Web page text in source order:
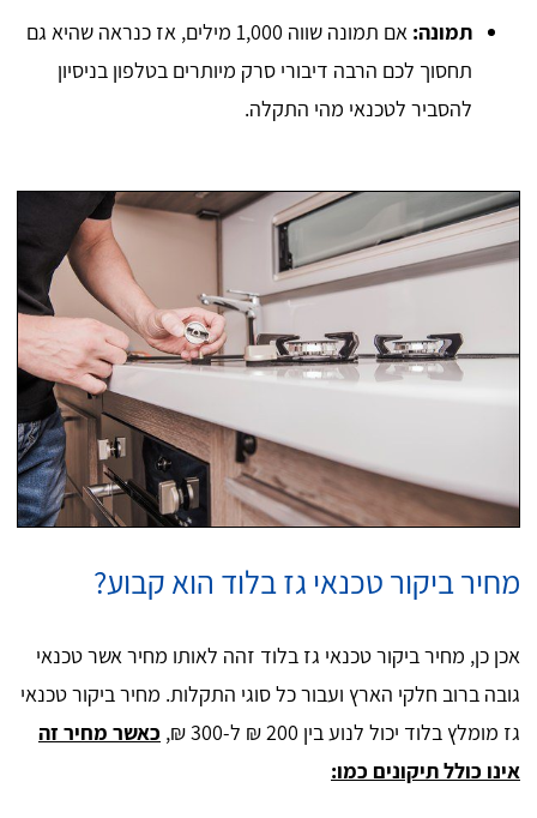
תמונה:
אם תמונה שווה 1,000 מילים, אז כנראה שהיא גם
תחסוך לכם הרבה דיבורי סרק מיותרים בטלפון בניסיון
להסביר לטכנאי מהי התקלה.
מחיר ביקור טכנאי גז בלוד הוא קבוע?
אכן כן, מחיר ביקור טכנאי גז בלוד זהה לאותו מחיר אשר טכנאי
גובה ברוב חלקי הארץ ועבור כל סוגי התקלות. מחיר ביקור טכנאי
גז מומלץ בלוד יכול לנוע בין 200 ₪ ל-300 ₪,
כאשר מחיר זה
אינו כולל תיקונים כמו: